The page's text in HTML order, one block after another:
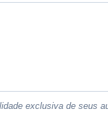
exclusiva de seus